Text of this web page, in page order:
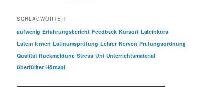
SCHLAGWÖRTER
aufwenig Erfahrungsbericht Feedback Kursort Lateinkurs
Latein lernen Latinumsprüfung Lehrer Nerven Prüfungsordnung
Qualität Rückmeldung Stress Uni Unterrichtsmaterial
überfüllter Hörsaal